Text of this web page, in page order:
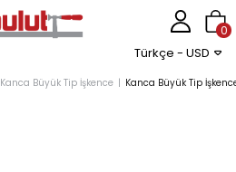
Türkçe - USD
0
Kanca Büyük Tip İşkence Kanca Büyük Tip